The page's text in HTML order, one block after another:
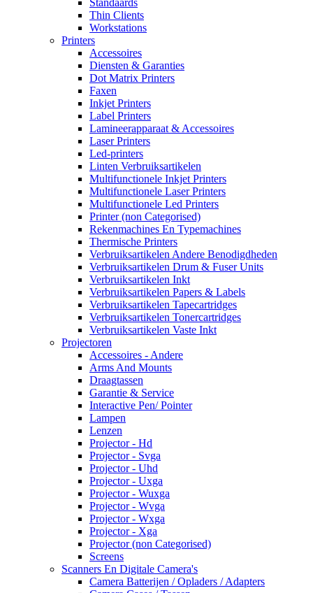
Thin Clients
Workstations
Printers
Accessoires
Diensten & Garanties
Dot Matrix Printers
Faxen
Inkjet Printers
Label Printers
Lamineerapparaat & Accessoires
Laser Printers
Led-printers
Linten Verbruiksartikelen
Multifunctionele Inkjet Printers
Multifunctionele Laser Printers
Multifunctionele Led Printers
Printer (non Categorised)
Rekenmachines En Typemachines
Thermische Printers
Verbruiksartikelen Andere Benodigdheden
Verbruiksartikelen Drum & Fuser Units
Verbruiksartikelen Inkt
Verbruiksartikelen Papers & Labels
Verbruiksartikelen Tapecartridges
Verbruiksartikelen Tonercartridges
Verbruiksartikelen Vaste Inkt
Projectoren
Accessoires - Andere
Arms And Mounts
Draagtassen
Garantie & Service
Interactive Pen/ Pointer
Lampen
Lenzen
Projector - Hd
Projector - Svga
Projector - Uhd
Projector - Uxga
Projector - Wuxga
Projector - Wvga
Projector - Wxga
Projector - Xga
Projector (non Categorised)
Screens
Scanners En Digitale Camera's
Camera Batterijen / Opladers / Adapters